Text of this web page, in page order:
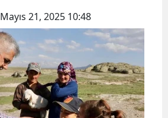
Mayıs 21, 2025 10:48